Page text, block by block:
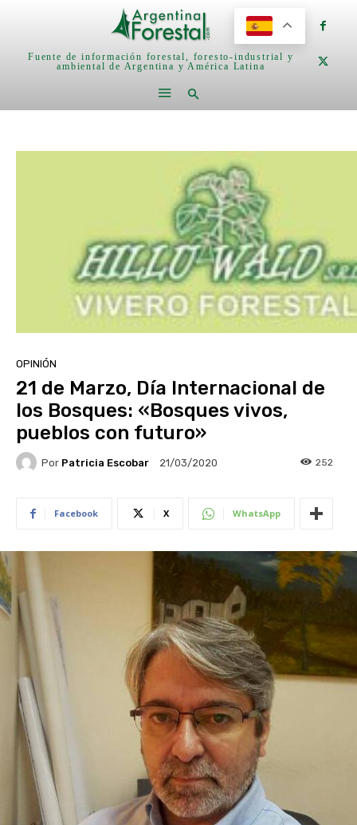
Fuente de información forestal, foresto-industrial y
ambiental de Argentina y América Latina
OPINIÓN
21 de Marzo, Día Internacional de
los Bosques: «Bosques vivos,
pueblos con futuro»
Por Patricia Escobar 21/03/2020 252
Facebook X WhatsApp